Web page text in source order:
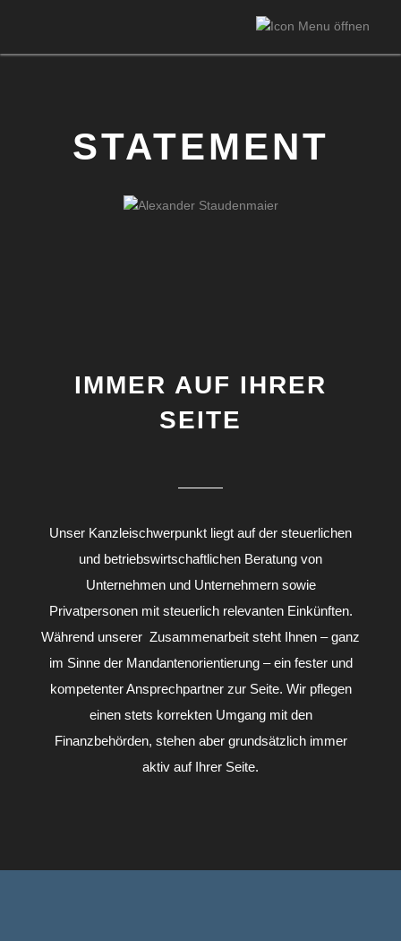
STATEMENT
IMMER AUF IHRER
SEITE
Unser Kanzleischwerpunkt liegt auf der steuerlichen
und betriebswirtschaftlichen Beratung von
Unternehmen und Unternehmern sowie
Privatpersonen mit steuerlich relevanten Einkünften.
Während unserer Zusammenarbeit steht Ihnen – ganz
im Sinne der Mandantenorientierung – ein fester und
kompetenter Ansprechpartner zur Seite. Wir pflegen
einen stets korrekten Umgang mit den
Finanzbehörden, stehen aber grundsätzlich immer
aktiv auf Ihrer Seite.